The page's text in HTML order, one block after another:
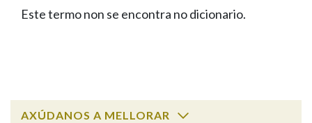
FIGURAS HOMENAXEADAS
PORTAL DAS PALABRAS
Facebook
TwitterYoutubeInstagram
Bluesky
BUSCAR NOS LEMAS
Remata por
Este termo non se encontra no dicionario.
AXÚDANOS A MELLORAR